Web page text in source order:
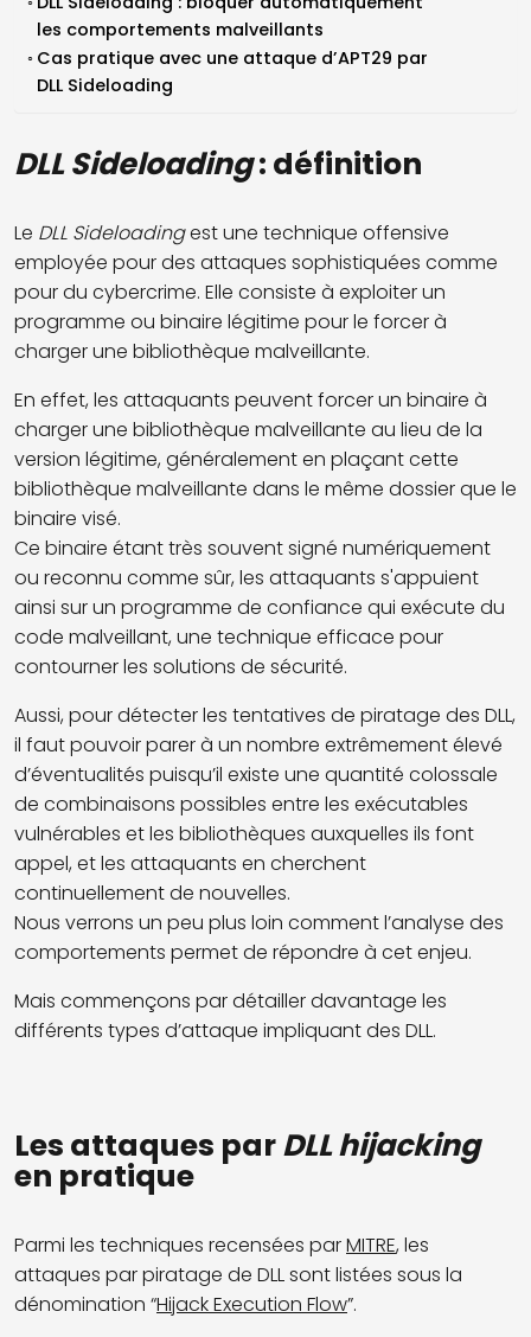
les comportements malveillants
Cas pratique avec une attaque d’APT29 par
DLL Sideloading
DLL Sideloading: définition
Le DLL Sideloadingest une technique offensive
employée pour des attaques sophistiquées comme
pour du cybercrime. Elle consiste à exploiter un
programme ou binaire légitime pour le forcer à
charger une bibliothèque malveillante.
En effet, les attaquants peuvent forcer un binaire à
charger une bibliothèque malveillante au lieu de la
version légitime, généralement en plaçant cette
bibliothèque malveillante dans le même dossier que le
binaire visé.
Ce binaire étant très souvent signé numériquement
ou reconnu comme sûr, les attaquants s'appuient
ainsi sur un programme de confiance qui exécute du
code malveillant, une technique efficace pour
contourner les solutions de sécurité.
Aussi, pour détecter les tentatives de piratage des DLL,
il faut pouvoir parer à un nombre extrêmement élevé
d’éventualités puisqu’il existe une quantité colossale
de combinaisons possibles entre les exécutables
vulnérables et les bibliothèques auxquelles ils font
appel, et les attaquants en cherchent
continuellement de nouvelles.
Nous verrons un peu plus loin comment l’analyse des
comportements permet de répondre à cet enjeu.
Mais commençons par détailler davantage les
différents types d’attaque impliquant des DLL.
Les attaques parDLL hijacking
en pratique
Parmi les techniques recensées parMITRE, les
attaques par piratage de DLL sont listées sous la
dénomination “Hijack Execution Flow”.